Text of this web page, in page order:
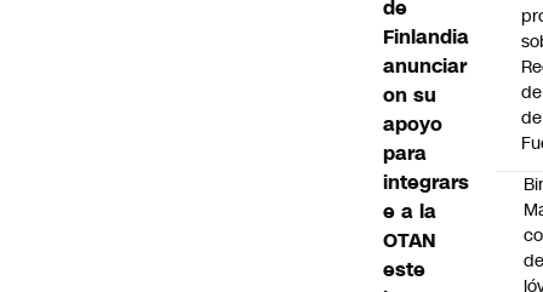
de
Finlandia
anunciar
on su
apoyo
para
integrars
e a la
OTAN
este